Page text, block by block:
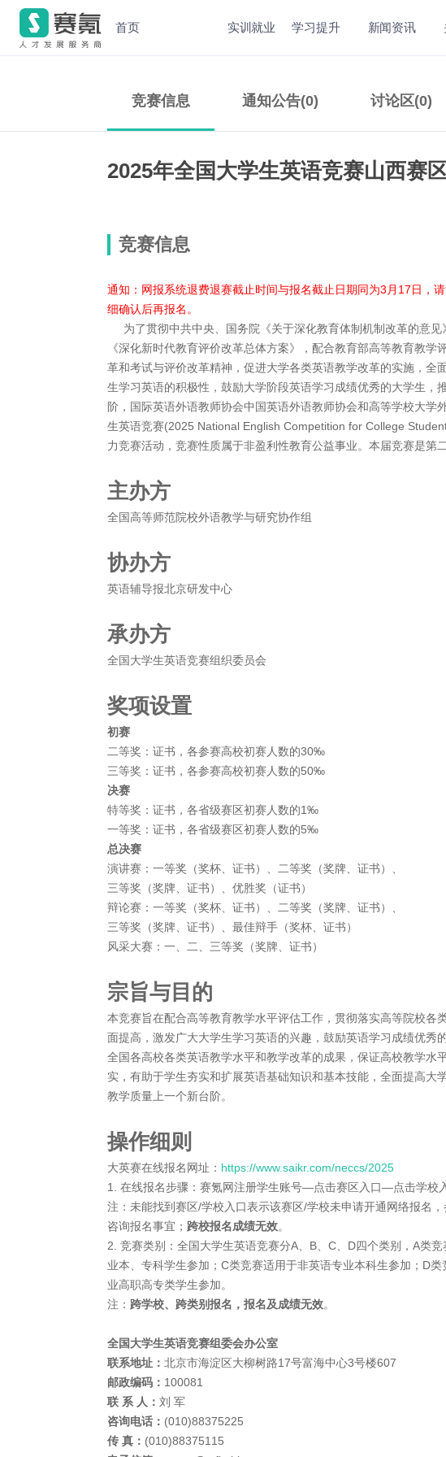
首页 实训就业 学习提升 新闻资讯
竞赛信息 通知公告(0) 讨论区(0)
2025年全国大学生英语竞赛山西赛
竞赛信息
通知：网报系统退费退赛截止时间与报名截止日期同为3月17日，
细确认后再报名。
为了贯彻中共中央、国务院《关于深化教育体制机制改革的意见
《深化新时代教育评价改革总体方案》，配合教育部高等教育教
革和考试与评价改革精神，促进大学各类英语教学改革的实施，全
生学习英语的积极性，鼓励大学阶段英语学习成绩优秀的大学生，
阶，国际英语外语教师协会中国英语外语教师协会和高等学校大学
生英语竞赛(2025 National English Competition for College
力竞赛活动，竞赛性质属于非盈利性教育公益事业。本届竞赛是第
主办方
全国高等师范院校外语教学与研究协作组
协办方
英语辅导报北京研发中心
承办方
全国大学生英语竞赛组织委员会
奖项设置
初赛
二等奖：证书，各参赛高校初赛人数的30‰
三等奖：证书，各参赛高校初赛人数的50‰
决赛
特等奖：证书，各省级赛区初赛人数的1‰
一等奖：证书，各省级赛区初赛人数的5‰
总决赛
演讲赛：一等奖（奖杯、证书）、二等奖（奖牌、证书）、
三等奖（奖牌、证书）、优胜奖（证书）
辩论赛：一等奖（奖杯、证书）、二等奖（奖牌、证书）、
三等奖（奖牌、证书）、最佳辩手（奖杯、证书）
风采大赛：一、二、三等奖（奖牌、证书）
宗旨与目的
本竞赛旨在配合高等教育教学水平评估工作，贯彻落实高等院校各
面提高，激发广大大学生学习英语的兴趣，鼓励英语学习成绩优秀
全国各高校各类英语教学水平和教学改革的成果，保证高校教学水
实，有助于学生夯实和扩展英语基础知识和基本技能，全面提高大
教学质量上一个新台阶。
操作细则
大英赛在线报名网址： https://www.saikr.com/neccs/2025
1. 在线报名步骤：赛氪网注册学生账号—点击赛区入口—点击学
注：未能找到赛区/学校入口表示该赛区/学校未申请开通网络报名
咨询报名事宜； 跨校报名成绩无效。
2. 竞赛类别：全国大学生英语竞赛分A、B、C、D四个类别，A类
业本、专科学生参加；C类竞赛适用于非英语专业本科生参加；D
业高职高专类学生参加。
注： 跨学校、跨类别报名，报名及成绩无效。
全国大学生英语竞赛组委会办公室
联系地址： 北京市海淀区大柳树路17号富海中心3号楼607
邮政编码： 100081
联 系 人： 刘 军
咨询电话： (010)88375225
传 真： (010)88375115